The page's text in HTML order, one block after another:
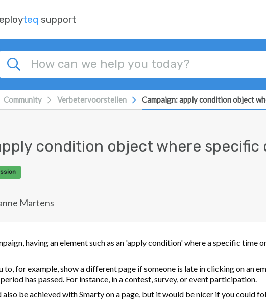
teq support
Community Verbetervoorstellen Campaign: apply condition object
condition object where specific
Martens
having an element such as an 'apply condition' where a specific time
to, for example, show a different page if someone is late in clicking on an
has passed. For instance, in a contest, survey, or event participation.
also be achieved with Smarty on a page, but it would be nicer if you could